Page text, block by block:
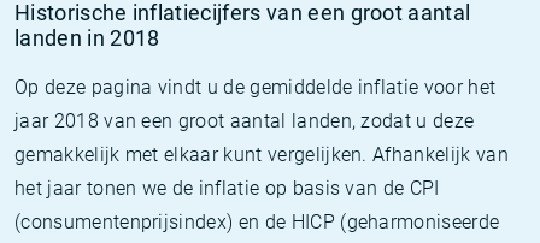
Historische inflatiecijfers van een groot aantal
landen in 2018
Op deze pagina vindt u de gemiddelde inflatie voor het
jaar 2018 van een groot aantal landen, zodat u deze
gemakkelijk met elkaar kunt vergelijken. Afhankelijk van
het jaar tonen we de inflatie op basis van de CPI
(consumentenprijsindex) en de HICP (geharmoniseerde